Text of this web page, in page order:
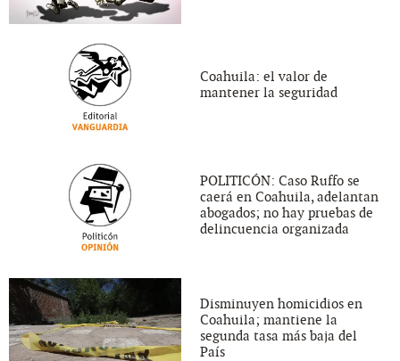
Coahuila: el valor de
mantener la seguridad
POLITICÓN: Caso Ruffo se
caerá en Coahuila, adelantan
abogados; no hay pruebas de
delincuencia organizada
Disminuyen homicidios en
Coahuila; mantiene la
segunda tasa más baja del
País